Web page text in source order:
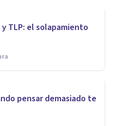
TLP: el solapamiento
pensar demasiado te